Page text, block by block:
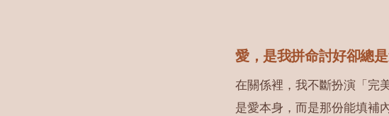
愛，是我拼命討好卻總
在關係裡，我不斷扮演「完
是愛本身，而是那份能填補